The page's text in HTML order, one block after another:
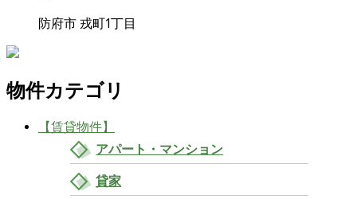
防府市 戎町1丁目
物件カテゴリ
【賃貸物件】
アパート・マンション
貸家